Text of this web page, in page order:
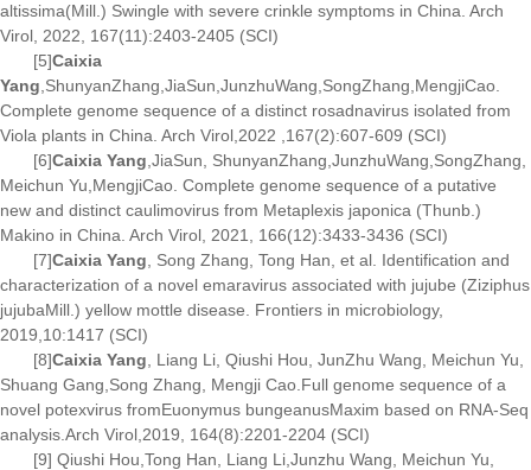
altissima(Mill.) Swingle with severe crinkle symptoms in China. Arch
Virol, 2022, 167(11):2403-2405 (SCI)
[5]Caixia
Yang ,ShunyanZhang,JiaSun,JunzhuWang,SongZhang,MengjiCao.
Complete genome sequence of a distinct rosadnavirus isolated from
Viola plants in China. Arch Virol,2022 ,167(2):607-609 (SCI)
[6]Caixia Yang ,JiaSun, ShunyanZhang,JunzhuWang,SongZhang,
Meichun Yu,MengjiCao. Complete genome sequence of a putative
new and distinct caulimovirus from Metaplexis japonica (Thunb.)
Makino in China. Arch Virol, 2021, 166(12):3433-3436 (SCI)
[7]Caixia Yang , Song Zhang, Tong Han, et al. Identification and
characterization of a novel emaravirus associated with jujube (Ziziphus
jujubaMill.) yellow mottle disease. Frontiers in microbiology,
2019,10:1417 (SCI)
[8]Caixia Yang , Liang Li, Qiushi Hou, JunZhu Wang, Meichun Yu,
Shuang Gang,Song Zhang, Mengji Cao.Full genome sequence of a
novel potexvirus fromEuonymus bungeanusMaxim based on RNA-Seq
analysis.Arch Virol,2019, 164(8):2201-2204 (SCI)
[9] Qiushi Hou,Tong Han, Liang Li,Junzhu Wang, Meichun Yu,